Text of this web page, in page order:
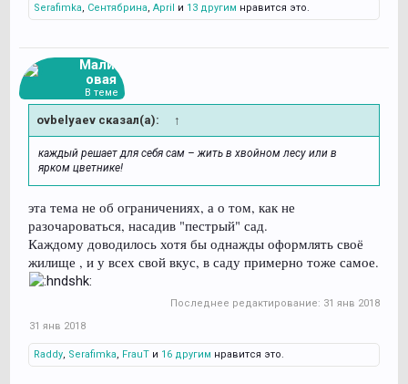
Serafimka, Сентябрина, April и 13 другим нравится это.
Малин
овая
В теме
ovbelyaev сказал(а): ↑
каждый решает для себя сам – жить в хвойном лесу или в
ярком цветнике!
эта тема не об ограничениях, а о том, как не
разочароваться, насадив "пестрый" сад.
Каждому доводилось хотя бы однажды оформлять своё
жилище , и у всех свой вкус, в саду примерно тоже самое.
Последнее редактирование: 31 янв 2018
31 янв 2018
Raddy, Serafimka, FrauT и 16 другим нравится это.